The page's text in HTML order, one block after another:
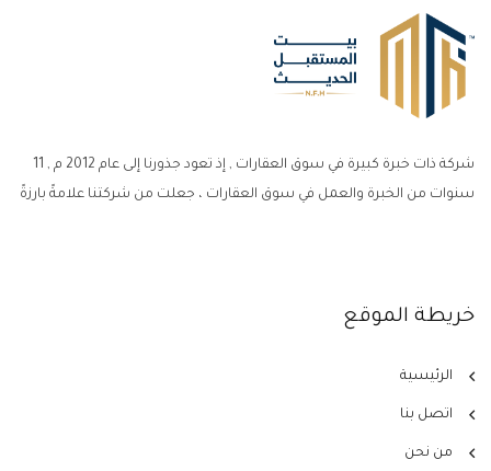
شركة ذات خبرة كبيرة في سوق العقارات , إذ تعود جذورنا إلى عام 2012 م , 11
سنوات من الخبرة والعمل في سوق العقارات ، جعلت من شركتنا علامةً بارزةً
خريطة الموقع
الرئيسية
اتصل بنا
من نحن